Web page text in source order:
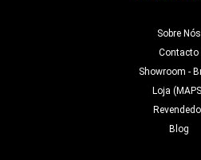
Sobre Nós
Contacto
Showroom -
Loja
Blog